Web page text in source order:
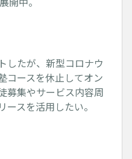
したが、新型コロナウ
コースを休止してオン
募集やサービス内容周
スを活用したい。